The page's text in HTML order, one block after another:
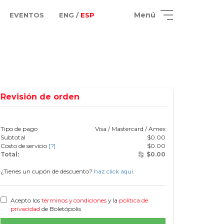
EVENTOS ENG / ESP Menú
Revisión de orden
Tipo de pago
Visa / Mastercard / Amex
Subtotal
$0.00
Costo de servicio [?] $0.00
Total:
$0.00
¿Tienes un cupón de descuento? haz click aquí.
Acepto los términos y condiciones y la política de
privacidad de Boletópolis